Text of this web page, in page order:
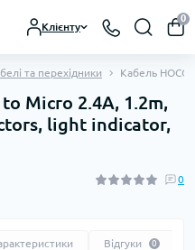
Клієнту
0
та перехідники Кабель
Micro 2.4A, 1.2m,
light indicator,
0
Відгуки 0